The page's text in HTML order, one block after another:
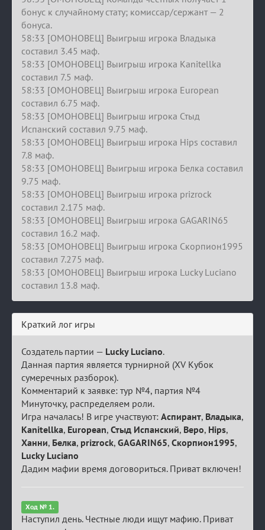
бонус к случайному стату; комиссар/cержант — 2
бонуса.
58:33 [ОМОНОВЕЦ] Выигрыш игрока Владыка
составил 3.45 маф.
58:33 [ОМОНОВЕЦ] Выигрыш игрока Kanitellka
составил 7.5 маф.
58:33 [ОМОНОВЕЦ] Выигрыш игрока European
составил 6.75 маф.
58:33 [ОМОНОВЕЦ] Выигрыш игрока Стыд
Испанский составил 9.75 маф.
58:33 [ОМОНОВЕЦ] Выигрыш игрока Hips составил
7.8 маф.
58:33 [ОМОНОВЕЦ] Выигрыш игрока Белка составил
9.75 маф.
58:33 [ОМОНОВЕЦ] Выигрыш игрока prizrock
составил 2.175 маф.
58:33 [ОМОНОВЕЦ] Выигрыш игрока GAGARIN65
составил 16.2 маф.
58:33 [ОМОНОВЕЦ] Выигрыш игрока Скорпион1995
составил 7.275 маф.
58:33 [ОМОНОВЕЦ] Выигрыш игрока Lucky Luciano
составил 13.8 маф.
Краткий лог игры
Создатель партии — Lucky Luciano.
Данная партия является турнирной (XV Кубок
сумеречных разборок).
Комментарий к заявке: тур №4, партия №4
Минуточку, распределяем роли.
Игра началась! В игре участвуют: Аспирант, Владыка,
Kanitellka, European, Стыд Испанский, Веро, Hips,
Ханни, Белка, prizrock, GAGARIN65, Скорпион1995,
Lucky Luciano
Дадим мафии время договориться. Приват включен!
Ход № 1.
Наступил день. Честные люди ищут мафию. Приват